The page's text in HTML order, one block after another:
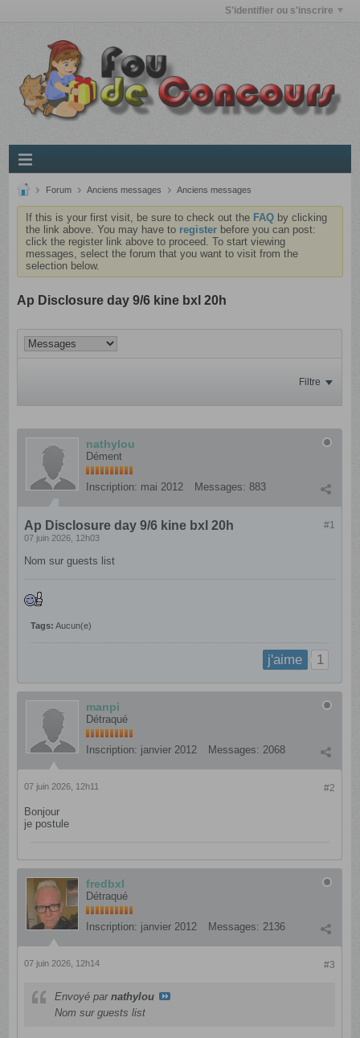
S'identifier ou s'inscrire
Forum Anciens messages Anciens messages
If this is your first visit, be sure to check out the FAQ by clicking
the link above. You may have to register before you can post:
click the register link above to proceed. To start viewing
messages, select the forum that you want to visit from the
selection below.
Ap Disclosure day 9/6 kine bxl 20h
Filtre
nathylou
Dément
Inscription: mai 2012 Messages: 883
#1
Ap Disclosure day 9/6 kine bxl 20h
07 juin 2026, 12h03
Nom sur guests list
Tags: Aucun(e)
j'aime 1
manpi
Détraqué
Inscription: janvier 2012 Messages: 2068
#2
07 juin 2026, 12h11
Bonjour
je postule
fredbxl
Détraqué
Inscription: janvier 2012 Messages: 2136
#3
07 juin 2026, 12h14
Envoyé parnathylou
Nom sur guests list